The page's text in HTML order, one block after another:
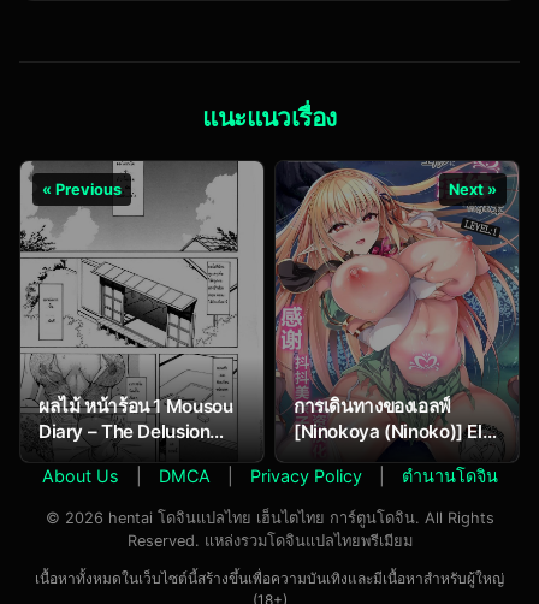
แนะแนวเรื่อง
« Previous
ผลไม้ หน้าร้อน 1 Mousou
Diary – The Delusion
Diary 7 – Midsummer’s
Fruit Part 1
Next »
การเดินทางของเอลฟ์
[Ninokoya (Ninoko)] Elf
ni Inmon o Tsukeru Hon
LEVEL:1
About Us DMCA Privacy Policy ตำนานโดจิน
© 2026 hentai โดจินแปลไทย เฮ็นไตไทย การ์ตูนโดจิน. All Rights
Reserved. แหล่งรวมโดจินแปลไทยพรีเมียม
เนื้อหาทั้งหมดในเว็บไซต์นี้สร้างขึ้นเพื่อความบันเทิงและมีเนื้อหาสำหรับผู้ใหญ่
(18+)